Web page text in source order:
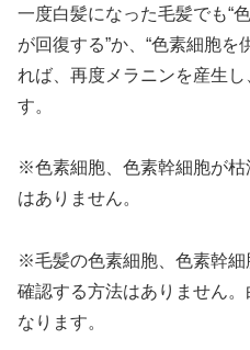
一度白髪になった毛髪でも“
が回復する”か、“色素細胞を
れば、再度メラニンを産生
す。
※色素細胞、色素幹細胞が
はありません。
※毛髪の色素細胞、色素幹
確認する方法はありません
なります。